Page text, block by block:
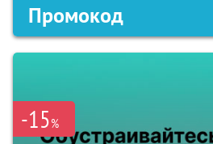
Промокод
-15%